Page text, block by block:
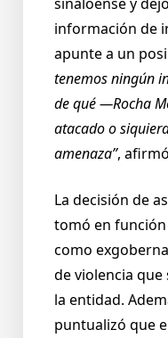
sinaloense y
información de
apunte a un
tenemos ningún
de qué —Rocha
atacado o
amenaza”,
La decisión de
tomó en
como
de violencia
la entidad.
puntualizó que